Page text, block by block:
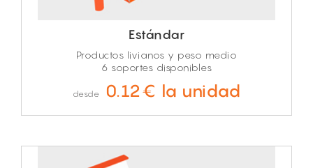
Estándar
Productos livianos y peso medio
6 soportes disponibles
desde 0.12€ la unidad